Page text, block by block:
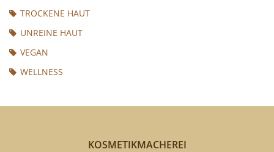
TROCKENE HAUT
UNREINE HAUT
VEGAN
WELLNESS
KOSMETIKMACHEREI